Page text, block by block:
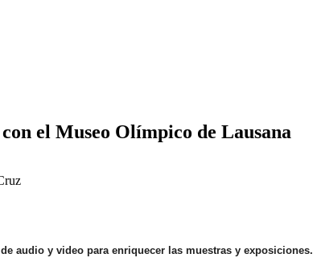
el Museo Olímpico de Lausana
audio y video para enriquecer las muestras y exposiciones.